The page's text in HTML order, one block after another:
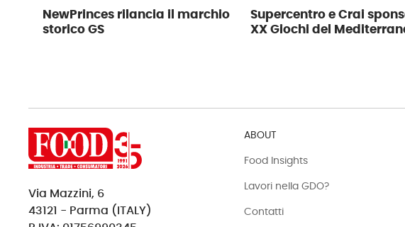
NewPrinces rilancia il marchio
storico GS
Supercentro e Crai
XX Giochi del
Via Mazzini, 6
43121 - Parma (ITALY)
ABOUT
Food Insights
Lavori nella GDO?
Contatti